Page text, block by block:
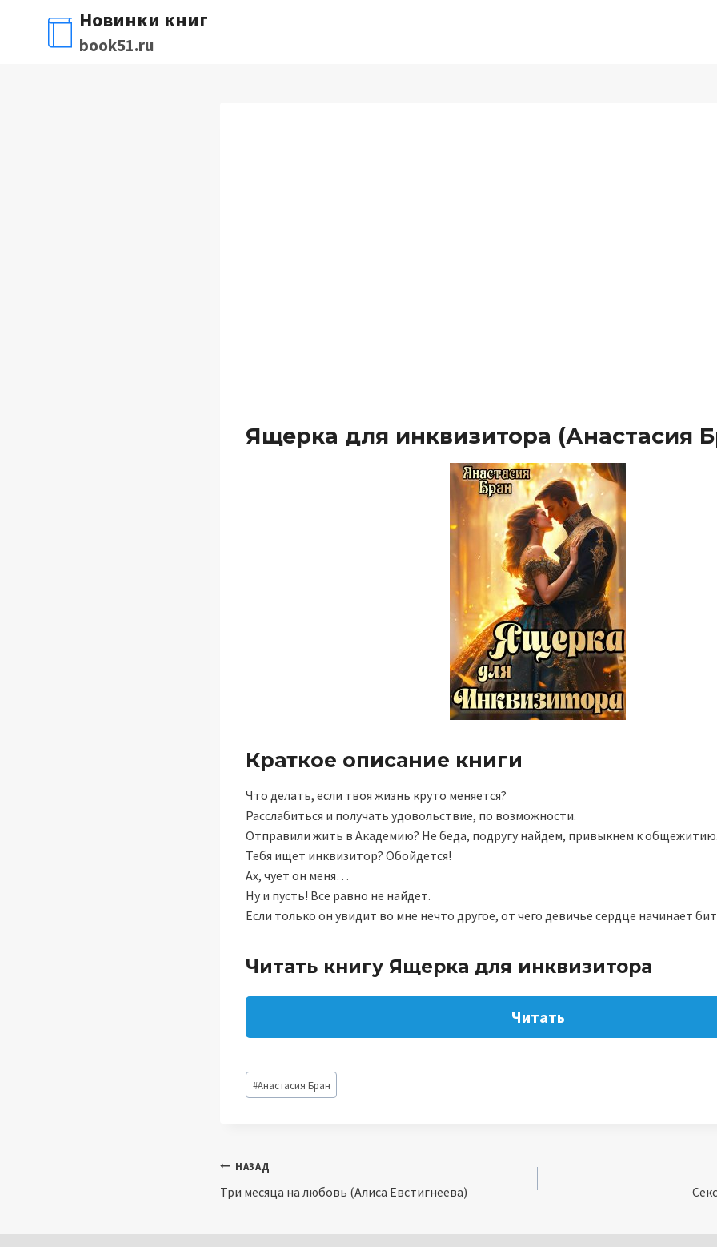
содержимому
Новинки книг
book51.ru
Ящерка для инквизитора (Анастaсия
Краткое описание книги
Что делать, если твоя жизнь круто меняется?
Расслабиться и получать удовольствие, по возможности.
Отправили жить в Академию? Не беда, подругу найдем, привыкнем к
Тебя ищет инквизитор? Обойдется!
Ах, чует он меня…
Ну и пусть! Все равно не найдет.
Если только он увидит во мне нечто другое, от чего девичье сердце начинает
Читать книгу Ящерка для инквизитора
Читать
Метки
записи:
#Анастaсия Бран
Навигация
по
НАЗАД
Три месяца на любовь (Алиса Евстигнеева)